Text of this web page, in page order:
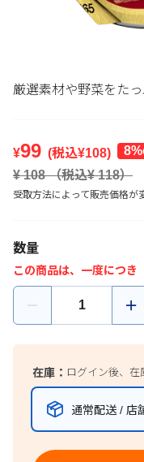
厳選素材や野菜をた
¥99 (税込¥108)
¥ 108（税込¥118）
受取方法によって販売価格が
数量
この商品は、一度につき
在庫： ログイン後、在
通常配送 / 店